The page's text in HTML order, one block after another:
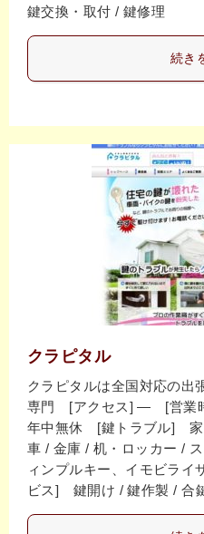
鍵交換・取付 / 鍵修理
続き
クラピタル
クラピタルは全国対応の出
専門 [アクセス] ― [営業
年中無休 [鍵トラブル] 家
車 / 金庫 / 机・ロッカー /
ィンプルキー、イモビラ
ビス] 鍵開け / 鍵作製 / 合